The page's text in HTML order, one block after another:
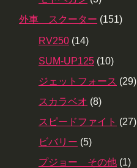
外車 スクーター (151)
RV250 (14)
SUM-UP125 (10)
ジェットフォース (29)
スカラベオ (8)
スピードファイト (27)
ビバリー (5)
プジョー その他 (1)